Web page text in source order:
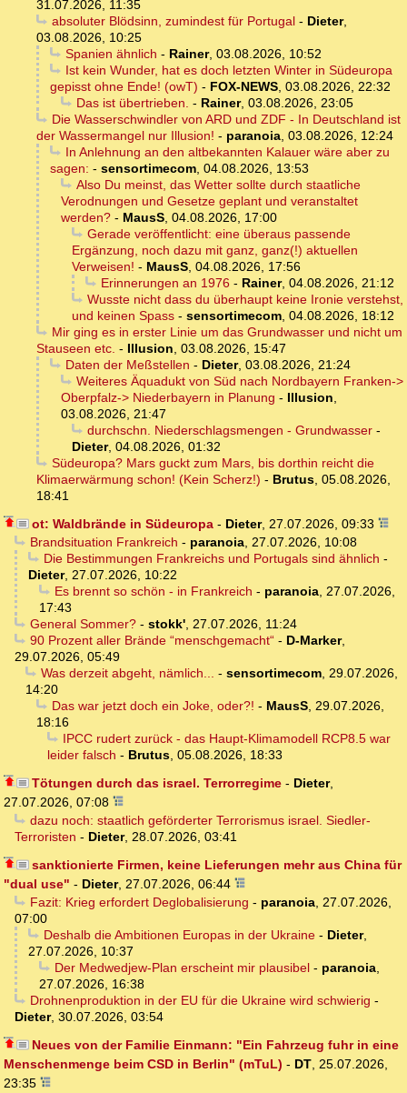
31.07.2026, 11:35
absoluter Blödsinn, zumindest für Portugal- Dieter,
03.08.2026, 10:25
Spanien ähnlich - Rainer, 03.08.2026, 10:52
Ist kein Wunder, hat es doch letzten Winter in Südeuropa
gepisst ohne Ende! (owT) - FOX-NEWS, 03.08.2026, 22:32
Das ist übertrieben. - Rainer, 03.08.2026, 23:05
Die Wasserschwindler von ARD und ZDF - In Deutschland ist
der Wassermangel nur Illusion! - paranoia, 03.08.2026, 12:24
In Anlehnung an den altbekannten Kalauer wäre aber zu
sagen: - sensortimecom, 04.08.2026, 13:53
Also Du meinst, das Wetter sollte durch staatliche
Verodnungen und Gesetze geplant und veranstaltet
werden? - MausS, 04.08.2026, 17:00
Gerade veröffentlicht: eine überaus passende
Ergänzung, noch dazu mit ganz, ganz(!) aktuellen
Verweisen! - MausS, 04.08.2026, 17:56
Erinnerungen an 1976- Rainer, 04.08.2026, 21:12
Wusste nicht dass du überhaupt keine Ironie verstehst,
und keinen Spass - sensortimecom, 04.08.2026, 18:12
Mir ging es in erster Linie um das Grundwasser und nicht um
Stauseen etc. - Illusion, 03.08.2026, 15:47
Daten der Meßstellen - Dieter, 03.08.2026, 21:24
Weiteres Äquadukt von Süd nach Nordbayern Franken->
Oberpfalz-> Niederbayern in Planung - Illusion,
03.08.2026, 21:47
durchschn. Niederschlagsmengen - Grundwasser-
Dieter, 04.08.2026, 01:32
Südeuropa? Mars guckt zum Mars, bis dorthin reicht die
Klimaerwärmung schon! (Kein Scherz!) - Brutus, 05.08.2026,
18:41
ot: Waldbrände in Südeuropa- Dieter, 27.07.2026, 09:33
Brandsituation Frankreich - paranoia, 27.07.2026, 10:08
Die Bestimmungen Frankreichs und Portugals sind ähnlich -
Dieter, 27.07.2026, 10:22
Es brennt so schön - in Frankreich - paranoia, 27.07.2026,
17:43
General Sommer?- stokk', 27.07.2026, 11:24
90 Prozent aller Brände “menschgemacht“- D-Marker,
29.07.2026, 05:49
Was derzeit abgeht, nämlich... - sensortimecom, 29.07.2026,
14:20
Das war jetzt doch ein Joke, oder?! - MausS, 29.07.2026,
18:16
IPCC rudert zurück - das Haupt-Klimamodell RCP8.5 war
leider falsch - Brutus, 05.08.2026, 18:33
Tötungen durch das israel. Terrorregime- Dieter,
27.07.2026, 07:08
dazu noch: staatlich geförderter Terrorismus israel. Siedler-
Terroristen - Dieter, 28.07.2026, 03:41
sanktionierte Firmen, keine Lieferungen mehr aus China für
"dual use" - Dieter, 27.07.2026, 06:44
Fazit: Krieg erfordert Deglobalisierung - paranoia, 27.07.2026,
07:00
Deshalb die Ambitionen Europas in der Ukraine- Dieter,
27.07.2026, 10:37
Der Medwedjew-Plan erscheint mir plausibel- paranoia,
27.07.2026, 16:38
Drohnenproduktion in der EU für die Ukraine wird schwierig -
Dieter, 30.07.2026, 03:54
Neues von der Familie Einmann: "Ein Fahrzeug fuhr in eine
Menschenmenge beim CSD in Berlin" (mTuL) - DT, 25.07.2026,
23:35